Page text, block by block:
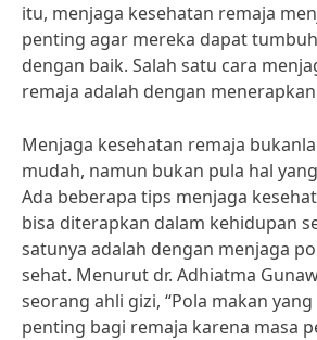
itu, menjaga kesehatan remaja
penting agar mereka dapat
dengan baik. Salah satu cara
remaja adalah dengan
Menjaga kesehatan remaja
mudah, namun bukan pula hal
Ada beberapa tips menjaga
bisa diterapkan dalam kehidupan
satunya adalah dengan menjaga
sehat. Menurut dr. Adhiatma
seorang ahli gizi, “Pola makan
penting bagi remaja karena masa